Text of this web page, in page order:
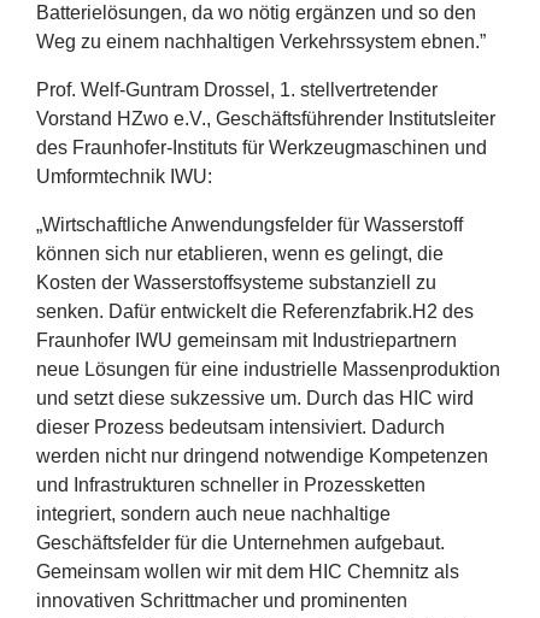
Batterielösungen, da wo nötig ergänzen und so den
Weg zu einem nachhaltigen Verkehrssystem ebnen.”
Prof. Welf-Guntram Drossel, 1. stellvertretender
Vorstand HZwo e.V., Geschäftsführender Institutsleiter
des Fraunhofer-Instituts für Werkzeugmaschinen und
Umformtechnik IWU:
„Wirtschaftliche Anwendungsfelder für Wasserstoff
können sich nur etablieren, wenn es gelingt, die
Kosten der Wasserstoffsysteme substanziell zu
senken. Dafür entwickelt die Referenzfabrik.H 2 des
Fraunhofer IWU gemeinsam mit Industriepartnern
neue Lösungen für eine industrielle Massenproduktion
und setzt diese sukzessive um. Durch das HIC wird
dieser Prozess bedeutsam intensiviert. Dadurch
werden nicht nur dringend notwendige Kompetenzen
und Infrastrukturen schneller in Prozessketten
integriert, sondern auch neue nachhaltige
Geschäftsfelder für die Unternehmen aufgebaut.
Gemeinsam wollen wir mit dem HIC Chemnitz als
innovativen Schrittmacher und prominenten